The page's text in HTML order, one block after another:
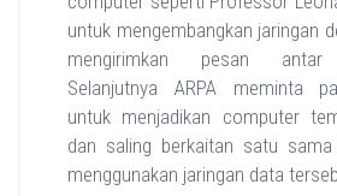
untuk mengembangkan jaringan
mengirimkan pesan antar
Selanjutnya ARPA meminta
untuk menjadikan computer
dan saling berkaitan satu
menggunakan jaringan data